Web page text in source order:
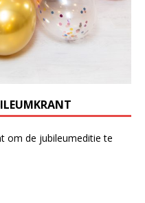
om de jubileumeditie te